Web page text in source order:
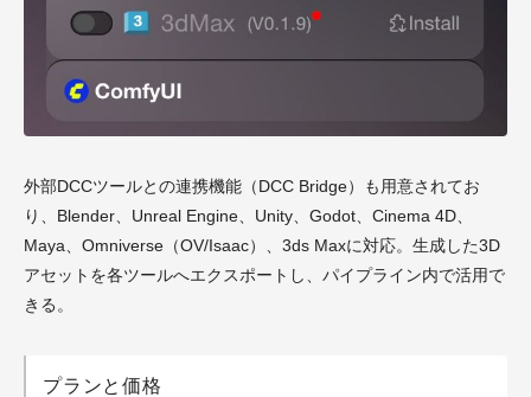
外部DCCツールとの連携機能（DCC Bridge）も用意されてお
り、Blender、Unreal Engine、Unity、Godot、Cinema 4D、
Maya、Omniverse（OV/Isaac）、3ds Maxに対応。生成した3D
アセットを各ツールへエクスポートし、パイプライン内で活用で
きる。
プランと価格